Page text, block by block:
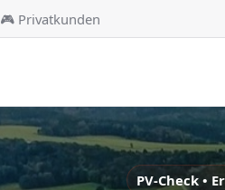
🎮 Privatkunden
PV-Check •